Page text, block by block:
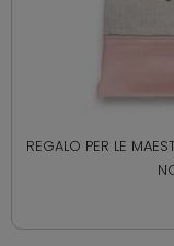
REGALO PER LE